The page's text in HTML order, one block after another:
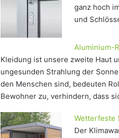
ganz hoch
und
Aluminium-
Kleidung ist unsere zweite Haut
ungesunden Strahlung der
den Menschen sind, bedeuten
Bewohner zu, verhindern, dass
Wetterfeste
Der